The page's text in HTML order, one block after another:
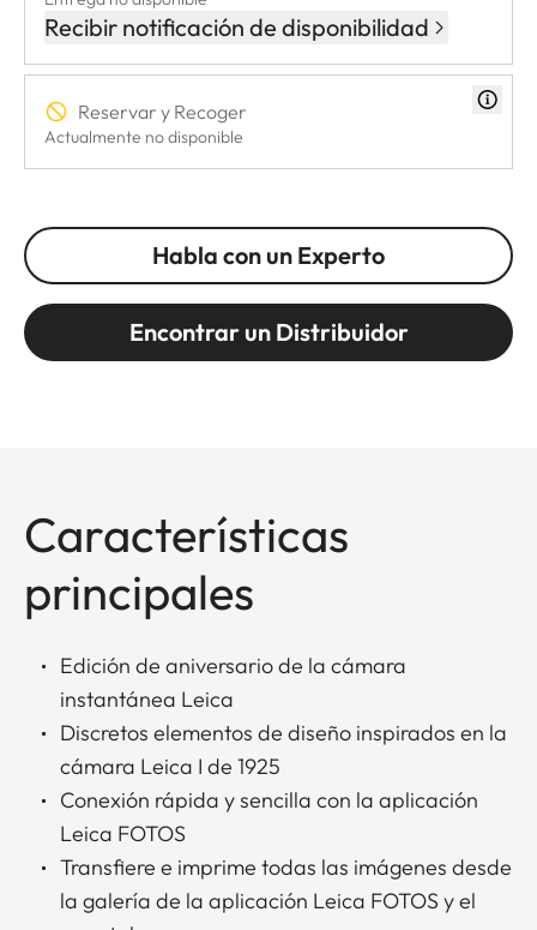
Recibir notificación de disponibilidad
Reservar y Recoger
Actualmente no disponible
Habla con un Experto
Encontrar un Distribuidor
Características
principales
Edición de aniversario de la cámara
instantánea Leica
Discretos elementos de diseño inspirados en la
cámara Leica I de 1925
Conexión rápida y sencilla con la aplicación
Leica FOTOS
Transfiere e imprime todas las imágenes desde
la galería de la aplicación Leica FOTOS y el